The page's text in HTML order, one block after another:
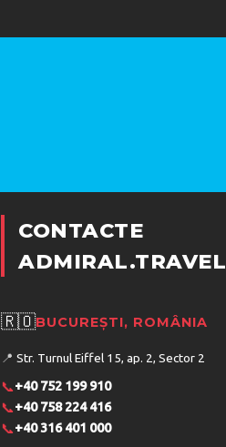
CONTACTE
ADMIRAL.TRAVEL
🇷🇴BUCUREȘTI, ROMÂNIA
📍 Str. Turnul Eiffel 15, ap. 2, Sector 2
📞+40 752 199 910
📞+40 758 224 416
📞+40 316 401 000